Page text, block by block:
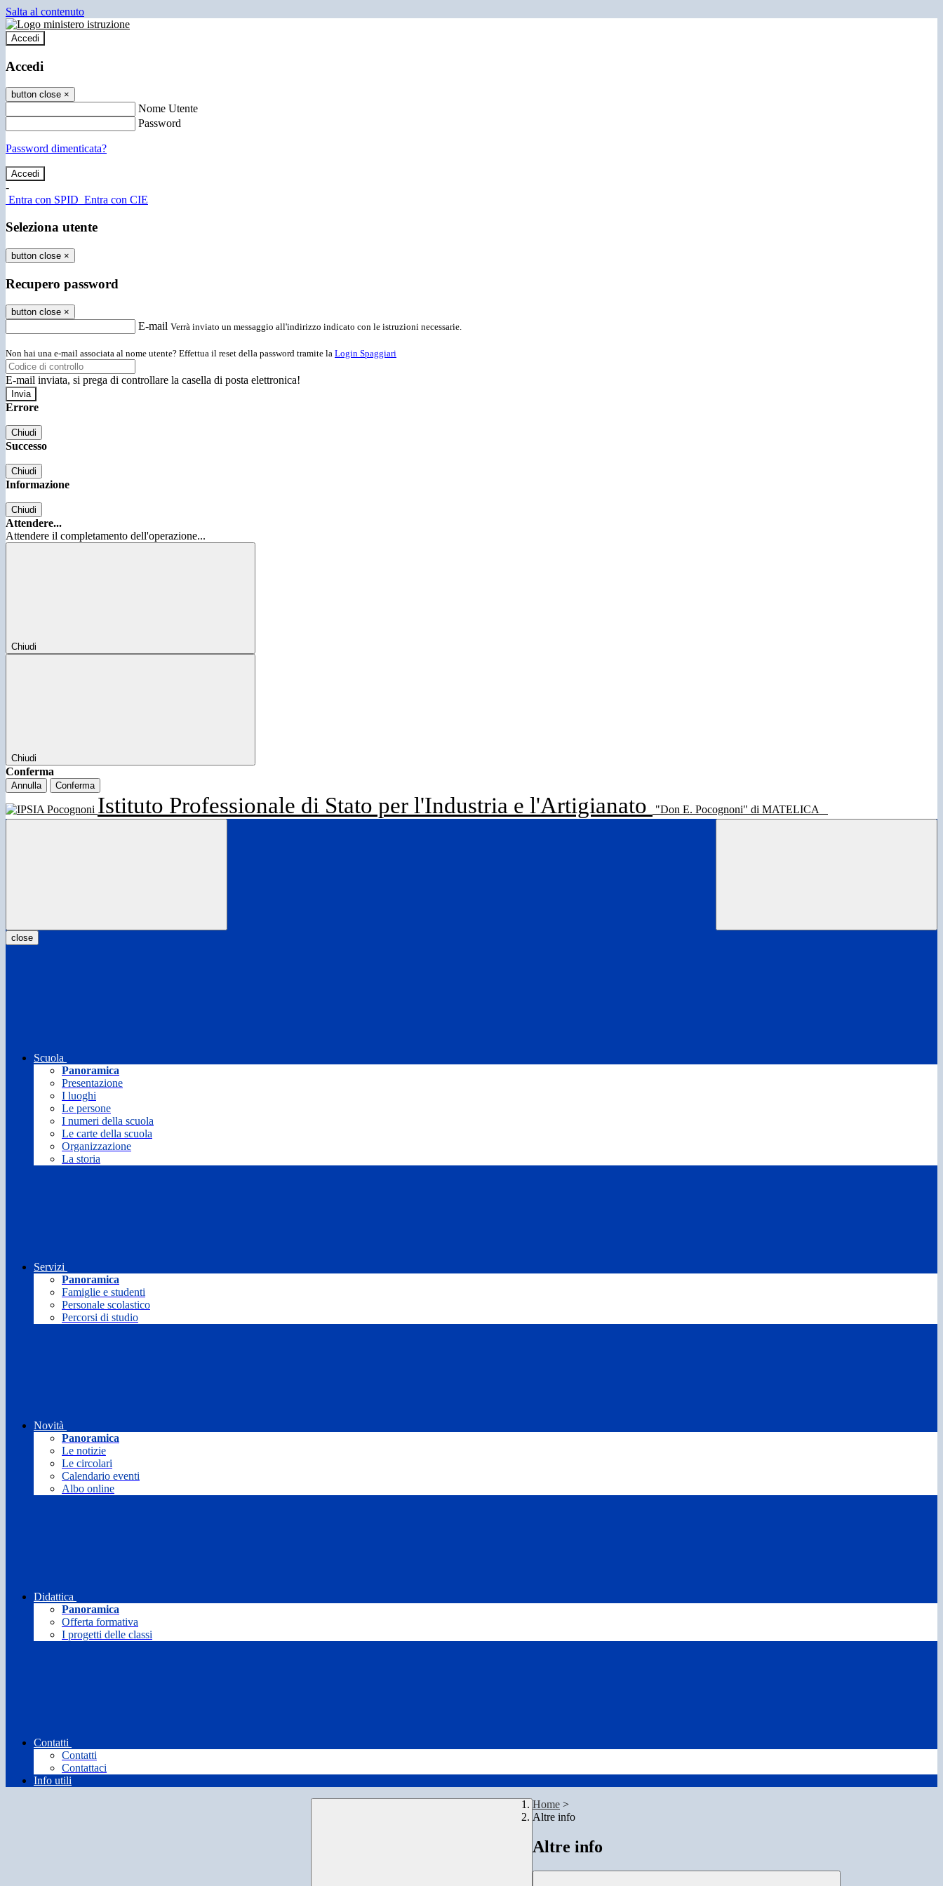
Salta al contenuto
Accedi
Accedi
button close ×
Nome Utente
Password
Password dimenticata?
-
Entra con SPID Entra con CIE
Seleziona utente
button close ×
Recupero password
button close ×
E-mail Verrà inviato un messaggio all'indirizzo indicato con le istruzioni necessarie.
Non hai una e-mail associata al nome utente? Effettua il reset della password tramite la Login Spaggiari
E-mail inviata, si prega di controllare la casella di posta elettronica!
Errore
Chiudi
Successo
Chiudi
Informazione
Chiudi
Attendere...
Attendere il completamento dell'operazione...
Chiudi
Chiudi
Conferma
Annulla Conferma
Istituto Professionale di Stato per l'Industria e l'Artigianato "Don E. Pocognoni" di MATELICA
close
Scuola
Panoramica
Presentazione
I luoghi
Le persone
I numeri della scuola
Le carte della scuola
Organizzazione
La storia
Servizi
Panoramica
Famiglie e studenti
Personale scolastico
Percorsi di studio
Novità
Panoramica
Le notizie
Le circolari
Calendario eventi
Albo online
Didattica
Panoramica
Offerta formativa
I progetti delle classi
Contatti
Contatti
Contattaci
Info utili
Home >
Altre info
Altre info